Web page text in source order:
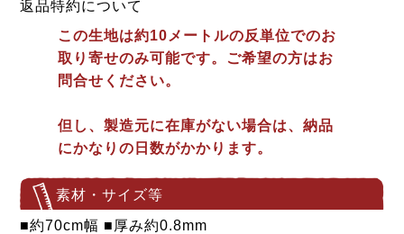
返品特約について
この生地は約10メートルの反単位でのお
取り寄せのみ可能です。ご希望の方はお
問合せください。
但し、製造元に在庫がない場合は、納品
にかなりの日数がかかります。
素材・サイズ等
■約70cm幅 ■厚み約0.8mm